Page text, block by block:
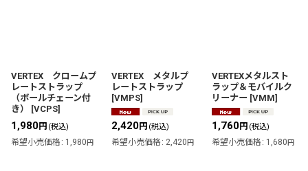
絞り込む
VERTEX クロームプ
レートストラップ
（ボールチェーン付
き）
[VCPS]
1,980円 (税込)
希望小売価格 : 1,980円
VERTEX メタルプ
レートストラップ
[VMPS]
2,420円 (税込)
希望小売価格 : 2,420円
VERTEXメタルスト
ラップ＆モバイルク
リーナー [VMM]
1,760円 (税込)
希望小売価格 : 1,680円